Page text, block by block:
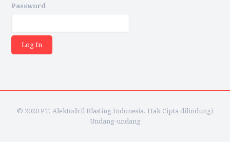
Password
© 2020 PT. Alektodril Blasting Indonesia. Hak Cipta dilindungi
Undang-undang